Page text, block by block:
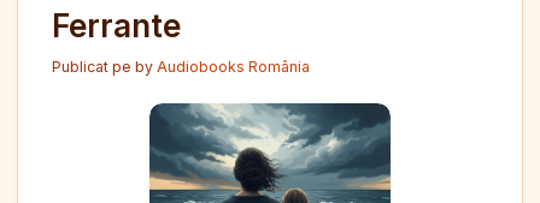
Ferrante
Publicat pe by Audiobooks România